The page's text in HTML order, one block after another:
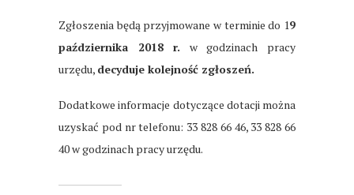
Zgłoszenia będą przyjmowane w terminie do 19
października 2018 r. w godzinach pracy
urzędu, decyduje kolejność zgłoszeń.
Dodatkowe informacje dotyczące dotacji można
uzyskać pod nr telefonu: 33 828 66 46, 33 828 66
40 w godzinach pracy urzędu.